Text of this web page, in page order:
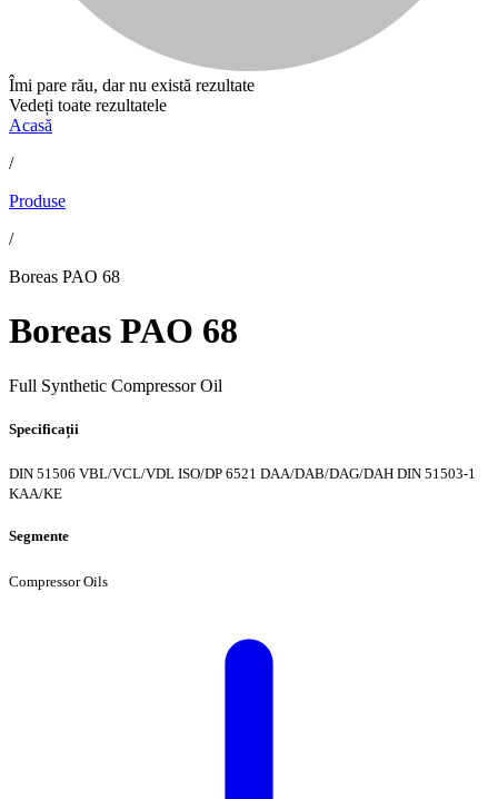
Îmi pare rău, dar nu există rezultate
Vedeți toate rezultatele
Acasă
/
Produse
/
Boreas PAO 68
Boreas PAO 68
Full Synthetic Compressor Oil
Specificații
DIN 51506 VBL/VCL/VDL ISO/DP 6521 DAA/DAB/DAG/DAH DIN 51503-1
KAA/KE
Segmente
Compressor Oils